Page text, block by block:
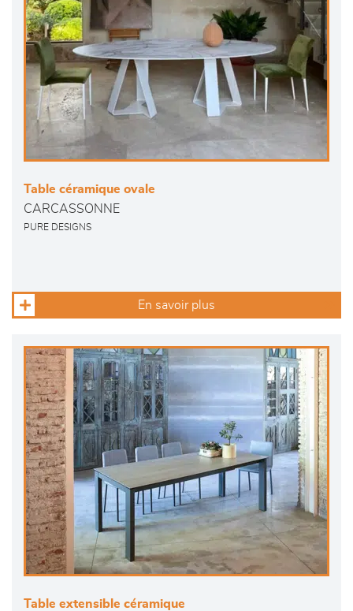
Table céramique ovale
CARCASSONNE
PURE DESIGNS
En savoir plus
Table extensible céramique